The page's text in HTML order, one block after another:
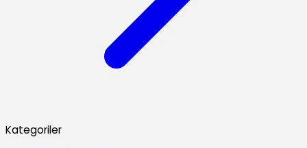
Kategoriler